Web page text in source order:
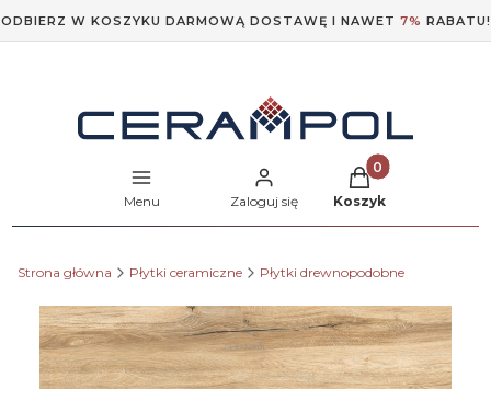
ODBIERZ W KOSZYKU DARMOWĄ DOSTAWĘ I NAWET 7% RABATU!
Menu Zaloguj się
Produkty w
Koszyk
Strona główna Płytki ceramiczne Płytki drewnopodobne